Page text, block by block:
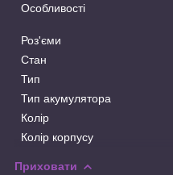
Особливості
Роз'єми
Стан
Тип
Тип акумулятора
Колір
Колір корпусу
Приховати